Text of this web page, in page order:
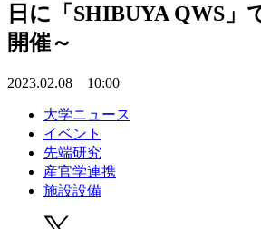
日に「SHIBUYA QWS」
開催～
2023.02.08 10:00
大学ニュース
イベント
先端研究
産官学連携
施設設備